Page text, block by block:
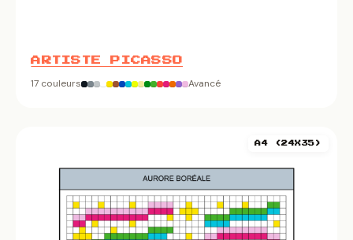
ARTISTE PICASSO
17 couleurs Avancé
A4 (24X35)